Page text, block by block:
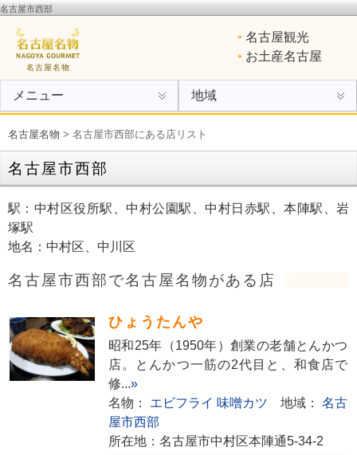
名古屋市西部
けスパ、小倉トースト、ういろう
名古屋名物
名古屋観光
お土産名古屋
メニュー 地域
名古屋名物 > 名古屋市西部にある店リスト
名古屋市西部
駅：中村区役所駅、中村公園駅、中村日赤駅、本陣駅、岩
塚駅
地名：中村区、中川区
名古屋市西部で名古屋名物がある店
ひょうたんや
昭和25年（1950年）創業の老舗とんかつ
店。とんかつ一筋の2代目と、和食店で
修...»
名物： エビフライ 味噌カツ 地域： 名古
屋市西部
所在地：名古屋市中村区本陣通5-34-2